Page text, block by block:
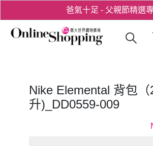
爸氣十足 - 父親節精選
用心愛你！七夕星選禮
義
Nike Elemental 背包（
升)_DD0559-009